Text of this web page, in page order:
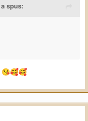
a spus:
😘🥰🥰